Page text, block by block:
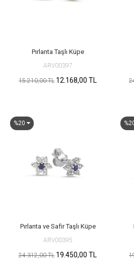
Pırlanta Taşlı Küpe
ARV00397
15.210,00 TL 12.168,00 TL
%20
Pırlanta ve Safir Taşlı Küpe
ARV00395
24.312,00 TL 19.450,00 TL